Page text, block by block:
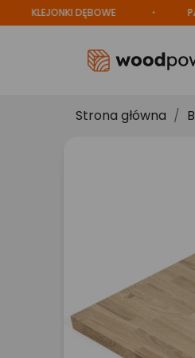
DĘBOWE
Strona główna